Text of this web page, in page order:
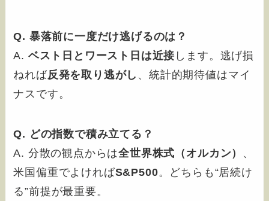
Q. 暴落前に一度だけ逃げるのは？
A. ベスト日とワースト日は近接 します。逃げ損
ねれば反発を取り逃がし 、統計的期待値はマイ
ナスです。
Q. どの指数で積み立てる？
A. 分散の観点からは全世界株式（オルカン） 、
米国偏重でよければS&P500。どちらも“居続け
る”前提が最重要。